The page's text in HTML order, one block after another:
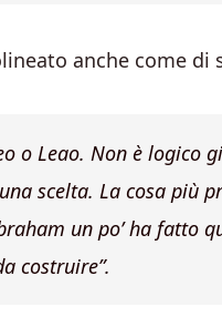
anche come di
o Leao. Non è logico
scelta. La cosa più
un po’ ha fatto
costruire”.